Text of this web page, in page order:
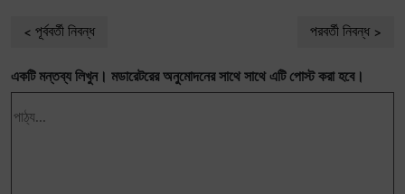
পূর্ববর্তী নিবন্ধ পরবর্তী নিবন্ধ
একটি মন্তব্য লিখুন। মডারেটরের অনুমোদনের সাথে সাথে এটি পোস্ট করা হবে।